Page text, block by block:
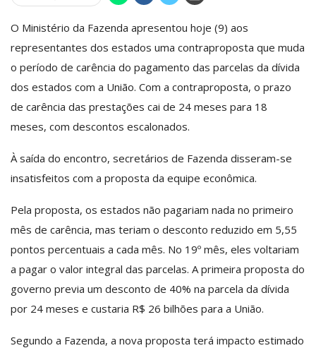
O Ministério da Fazenda apresentou hoje (9) aos
representantes dos estados uma contraproposta que muda
o período de carência do pagamento das parcelas da dívida
dos estados com a União. Com a contraproposta, o prazo
de carência das prestações cai de 24 meses para 18
meses, com descontos escalonados.
À saída do encontro, secretários de Fazenda disseram-se
insatisfeitos com a proposta da equipe econômica.
Pela proposta, os estados não pagariam nada no primeiro
mês de carência, mas teriam o desconto reduzido em 5,55
pontos percentuais a cada mês. No 19º mês, eles voltariam
a pagar o valor integral das parcelas. A primeira proposta do
governo previa um desconto de 40% na parcela da dívida
por 24 meses e custaria R$ 26 bilhões para a União.
Segundo a Fazenda, a nova proposta terá impacto estimado